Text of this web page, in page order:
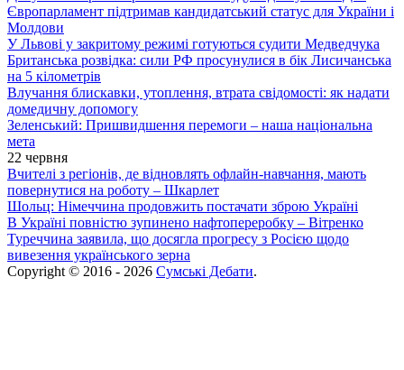
Європарламент підтримав кандидатський статус для України і
Молдови
У Львові у закритому режимі готуються судити Медведчука
Британська розвідка: сили РФ просунулися в бік Лисичанська
на 5 кілометрів
Влучання блискавки, утоплення, втрата свідомості: як надати
домедичну допомогу
Зеленський: Пришвидшення перемоги – наша національна
мета
22 червня
Вчителі з регіонів, де відновлять офлайн-навчання, мають
повернутися на роботу – Шкарлет
Шольц: Німеччина продовжить постачати зброю Україні
В Україні повністю зупинено нафтопереробку – Вітренко
Туреччина заявила, що досягла прогресу з Росією щодо
вивезення українського зерна
Copyright © 2016 - 2026 Сумські Дебати.